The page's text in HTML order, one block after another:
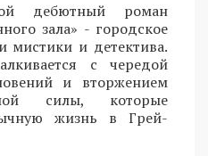
дебютный роман
зала» - городское
мистики и детектива.
с чередой
и вторжением
силы, которые
жизнь в Грей-